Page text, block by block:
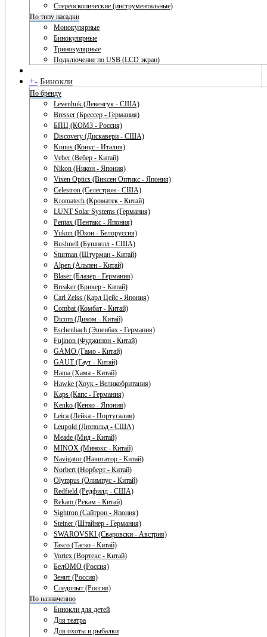
Стереоскопические (инструментальные)
По типу насадки
Монокулярные
Бинокулярные
Тринокулярные
Подключение по USB (LCD экран)
+- Бинокли
По бренду
Levenhuk (Левенгук - США)
Bresser (Брессер - Германия)
БПЦ (КОМЗ - Россия)
Discovery (Дискавери - США)
Konus (Конус - Италия)
Veber (Вебер - Китай)
Nikon (Никон - Япония)
Vixen Optics (Виксен Оптикс - Япония)
Celestron (Селестрон - США)
Kromatech (Кроматек - Китай)
LUNT Solar Systems (Германия)
Pentax (Пентакс - Япония)
Yukon (Юкон - Белоруссия)
Bushnell (Бушнелл - США)
Sturman (Штурман - Китай)
Alpen (Альпен - Китай)
Blaser (Блазер - Германия)
Breaker (Брикер - Китай)
Carl Zeiss (Карл Цейс - Япония)
Combat (Комбат - Китай)
Dicom (Диком - Китай)
Eschenbach (Эшенбах - Германия)
Fujinon (Фуджинон - Китай)
GAMO (Гамо - Китай)
GAUT (Гаут - Китай)
Hama (Хама - Китай)
Hawke (Хоук - Великобритания)
Kaps (Капс - Германия)
Kenko (Кенко - Япония)
Leica (Лейка - Португалия)
Leupold (Люпольд - США)
Meade (Мид - Китай)
MINOX (Минокс - Китай)
Navigator (Навигатор - Китай)
Norbert (Норберт - Китай)
Olympus (Олимпус - Китай)
Redfield (Редфилд - США)
Rekam (Рекам - Китай)
Sightron (Сайтрон - Япония)
Steiner (Штайнер - Германия)
SWAROVSKI (Сваровски - Австрия)
Tasco (Таско - Китай)
Vortex (Вортекс - Китай)
БелОМО (Россия)
Зенит (Россия)
Следопыт (Россия)
По назначению
Бинокли для детей
Для театра
Для охоты и рыбалки